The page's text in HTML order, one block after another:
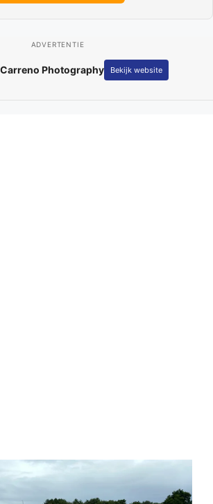
ADVERTENTIE
Adverteren op Parkstad
Actueel
Bekijk website